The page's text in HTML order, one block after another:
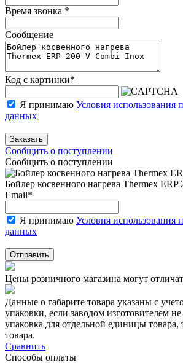
Время звонка *
Сообщение
Код с картинки*
Я принимаю Условия использования
данных
Заказать
Сообщить о поступлении
Сообщить о поступлении
Бойлер косвенного нагрева Thermex
Email*
Я принимаю Условия использования
данных
Отправить
Цены розничного магазина могут
Данные о габарите товара указаны с
упаковки, если заводом изготовителем
упаковка для отдельной единицы товара,
товара.
Сравнить
Способы оплаты